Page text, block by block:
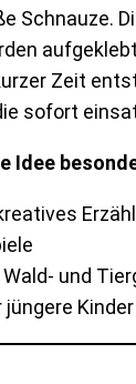
Schnauze.
Zeit
sofort
Idee
Wald- und
jüngere